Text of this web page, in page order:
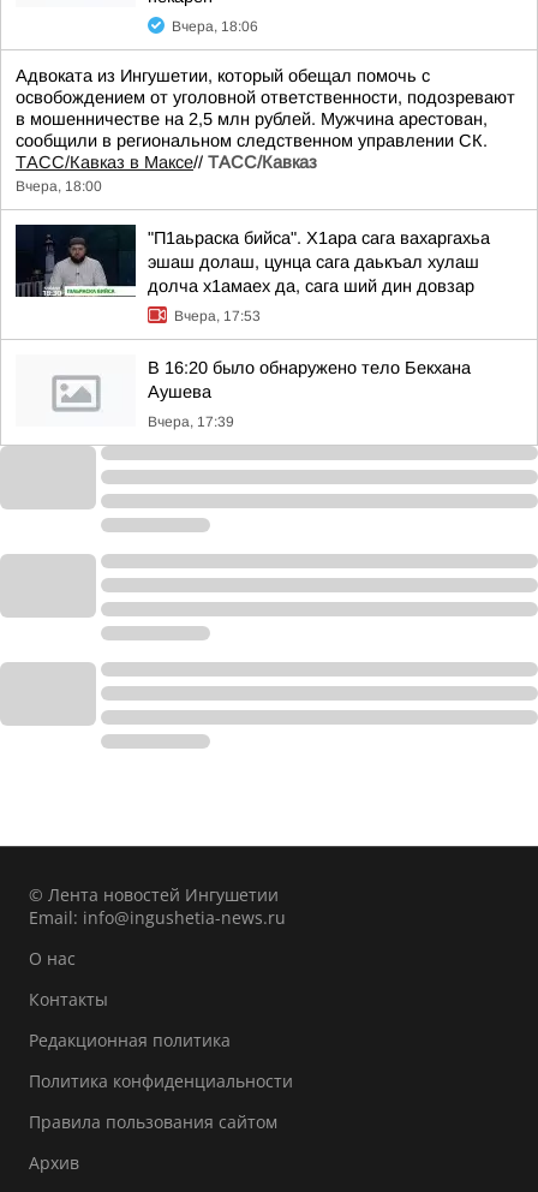
Вчера, 18:06
Адвоката из Ингушетии, который обещал помочь с
освобождением от уголовной ответственности, подозревают
в мошенничестве на 2,5 млн рублей. Мужчина арестован,
сообщили в региональном следственном управлении СК.
ТАСС/Кавказ в Максе// ТАСС/Кавказ
Вчера, 18:00
"П1аьраска бийса". Х1ара сага вахаргахьа
эшаш долаш, цунца сага даькъал хулаш
долча х1амаех да, сага ший дин довзар
Вчера, 17:53
В 16:20 было обнаружено тело Бекхана
Аушева
Вчера, 17:39
© Лента новостей Ингушетии
Email: info@ingushetia-news.ru
О нас
Контакты
Редакционная политика
Политика конфиденциальности
Правила пользования сайтом
Архив